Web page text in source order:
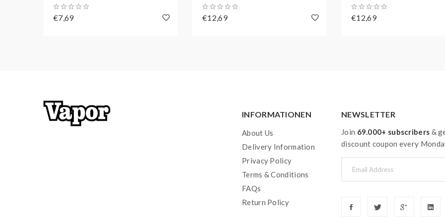
€7,69 €12,69 €12,69
INFORMATIONEN
About Us
Delivery Information
Privacy Policy
Terms & Conditions
FAQs
Return Policy
NEWSLETTER
Join 69.000+ subscribers &
discount coupon every